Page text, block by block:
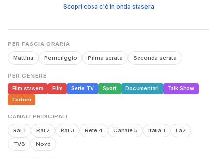
Scopri cosa c'è in onda stasera
PER FASCIA ORARIA
Mattina Pomeriggio Prima serata Seconda serata
PER GENERE
Film stasera
Film Serie TV Sport Documentari
Talk Show
Cartoni
CANALI PRINCIPALI
Rai 1 Rai 2 Rai 3 Rete 4 Canale 5 Italia 1
La7
TV8
Nove